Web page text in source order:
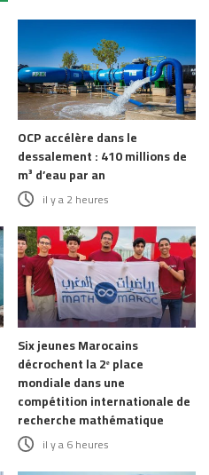
OCP accélère dans le
dessalement : 410 millions de
m³ d’eau par an
il y a 2 heures
Six jeunes Marocains
décrochent la 2ᵉ place
mondiale dans une
compétition internationale de
recherche mathématique
il y a 6 heures